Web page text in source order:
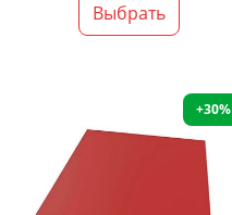
Выбрать
+30%